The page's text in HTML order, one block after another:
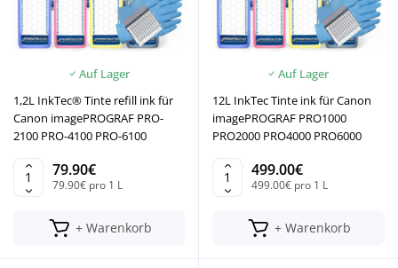
Auf Lager
1,2L InkTec® Tinte refill ink für
Canon imagePROGRAF PRO-
2100 PRO-4100 PRO-6100
79.90€
79.90€ pro 1 L
+ Warenkorb
Auf Lager
12L InkTec Tinte ink für Canon
imagePROGRAF PRO1000
PRO2000 PRO4000 PRO6000
499.00€
499.00€ pro 1 L
+ Warenkorb